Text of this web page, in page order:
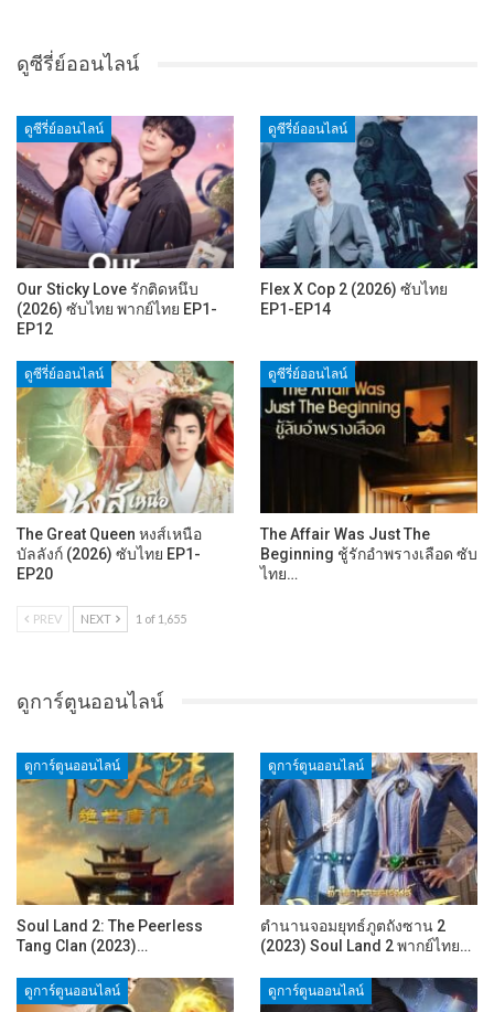
ดูซีรี่ย์ออนไลน์
ดูซีรี่ย์ออนไลน์
Our Sticky Love รักติดหนึบ
(2026) ซับไทย พากย์ไทย EP1-
EP12
ดูซีรี่ย์ออนไลน์
Flex X Cop 2 (2026) ซับไทย
EP1-EP14
ดูซีรี่ย์ออนไลน์
The Great Queen หงส์เหนือ
บัลลังก์ (2026) ซับไทย EP1-
EP20
ดูซีรี่ย์ออนไลน์
The Affair Was Just The
Beginning ชู้รักอำพรางเลือด ซับ
ไทย…
PREV NEXT 1 of 1,655
ดูการ์ตูนออนไลน์
ดูการ์ตูนออนไลน์
Soul Land 2: The Peerless
Tang Clan (2023)…
ดูการ์ตูนออนไลน์
ตำนานจอมยุทธ์ภูตถังซาน 2
(2023) Soul Land 2 พากย์ไทย…
ดูการ์ตูนออนไลน์ ดูการ์ตูนออนไลน์